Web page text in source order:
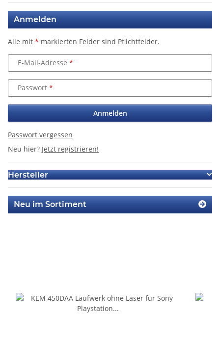
Anmelden
Alle mit * markierten Felder sind Pflichtfelder.
E-Mail-Adresse
Passwort
Anmelden
Passwort vergessen
Neu hier? Jetzt registrieren!
Hersteller
Neu im Sortiment